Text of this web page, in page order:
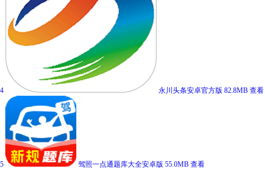
4 永川头条安卓官方版 82.8MB 查看
5 驾照一点通题库大全安卓版 55.0MB 查看